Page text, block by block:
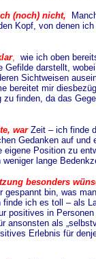
(noch) nicht,
Kopf, von denen
, wie ich oben
Gefilde darstellt,
Sichtweisen
bereitet mir
finden, da das
war Zeit – ich finde
Gedanken auf
eigene Position zu
lange
besonders
gespannt bin, was
ich es toll – als
positives in
ansonsten als
Erlebnis für